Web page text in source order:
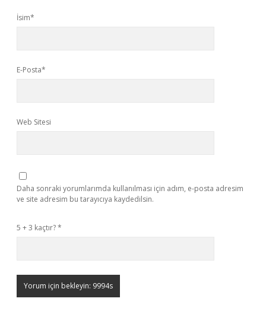
İsim*
E-Posta*
Web Sitesi
Daha sonraki yorumlarımda kullanılması için adım, e-posta adresim
ve site adresim bu tarayıcıya kaydedilsin.
5 + 3 kaçtır?*